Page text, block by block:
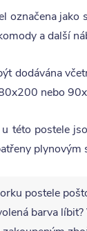
označena
a další
dodávána
nebo
této postele
barva